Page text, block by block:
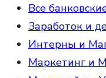
Все
Заработок и
Интерны и
Маркетинг и